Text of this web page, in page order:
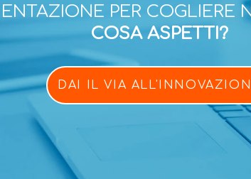
PER COGLIERE
COSA ASPETTI?
DAI IL VIA